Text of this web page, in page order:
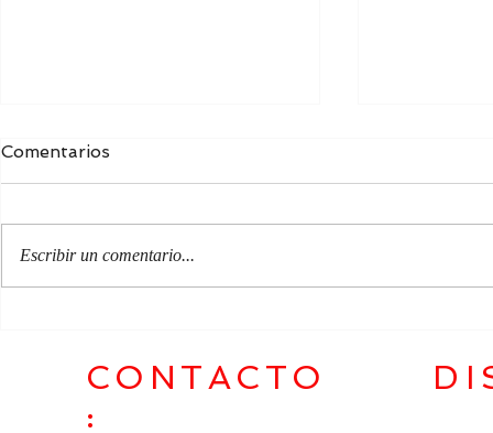
EN EL ESPACIO
ESPIRITUAL ÚNICO DE LA
CULTURA ARTÍSTICA
Comentarios
Escribir un comentario...
CONTACTO
: